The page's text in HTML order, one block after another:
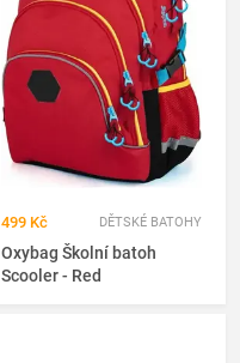
499 Kč DĚTSKÉ BATOHY
Oxybag Školní batoh
Scooler - Red